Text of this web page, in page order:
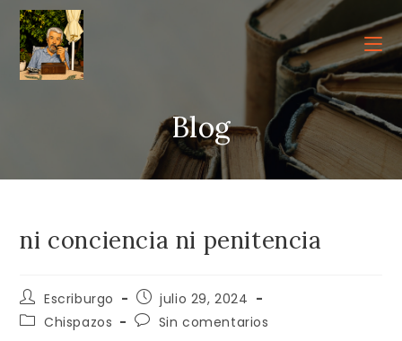
contenido
Blog
ni conciencia ni penitencia
Autor
de
la
Escriburgo
Publicación
de
la
julio 29, 2024
Categoría
Chispazos
Comentarios
Sin comentarios